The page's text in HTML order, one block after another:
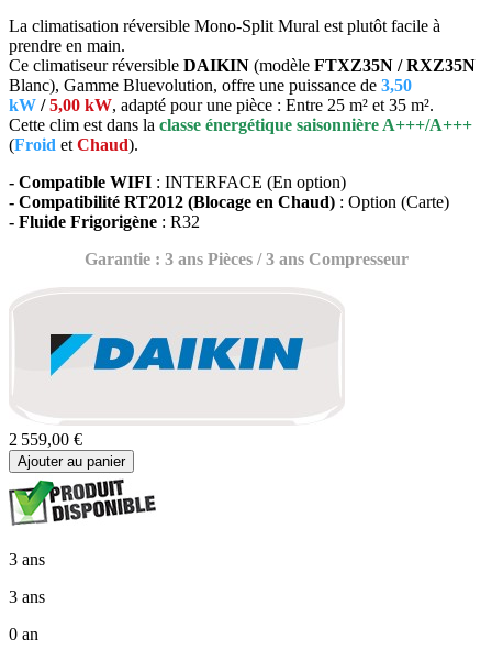
La climatisation réversible Mono-Split Mural est plutôt facile à
prendre en main.
Ce climatiseur réversible DAIKIN (modèle FTXZ35N / RXZ35N
Blanc), Gamme Bluevolution, offre une puissance de 3,50
kW /5,00 kW, adapté pour une pièce : Entre 25 m² et 35 m².
Cette clim est dans la classe énergétique saisonnière A+++/A+++
(Froid et Chaud).
- Compatible WIFI : INTERFACE (En option)
- Compatibilité RT2012 (Blocage en Chaud) : Option (Carte)
- Fluide Frigorigène : R32
Garantie : 3 ans Pièces / 3 ans Compresseur
2 559,00 €
Ajouter au panier
3 ans
3 ans
0 an